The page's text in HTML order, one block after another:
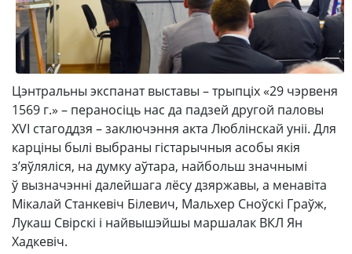
Цэнтральны экспанат выставы – трыпціх «29 чэрвеня
1569 г.» – пераносіць нас да падзей другой паловы
XVI стагоддзя – заключэння акта Люблінскай уніі. Для
карціны былі выбраны гістарычныя асобы якія
з’яўляліся, на думку аўтара, найбольш значнымі
ў вызначэнні далейшага лёсу дзяржавы, а менавіта
Мікалай Станкевіч Білевич, Мальхер Сноўскі Граўж,
Лукаш Свірскі і найвышэйшы маршалак ВКЛ Ян
Хадкевіч.